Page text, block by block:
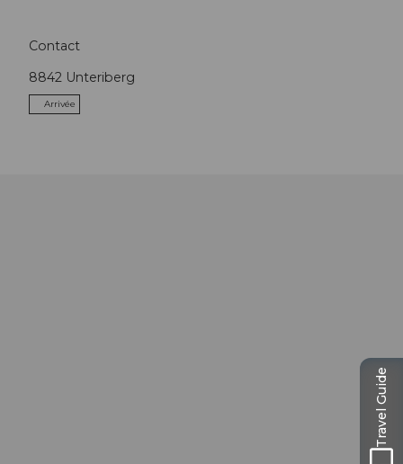
Contact
8842 Unteriberg
Arrivée
Travel Guide